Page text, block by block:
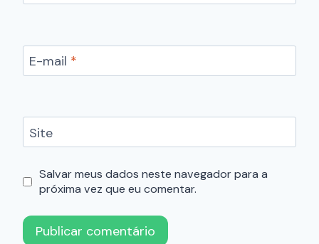
E-mail *
Site
Salvar meus dados neste navegador para a
próxima vez que eu comentar.